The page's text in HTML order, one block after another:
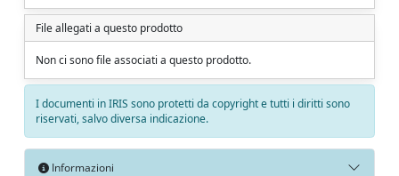
File allegati a questo prodotto
Non ci sono file associati a questo prodotto.
I documenti in IRIS sono protetti da copyright e tutti i diritti sono
riservati, salvo diversa indicazione.
Informazioni